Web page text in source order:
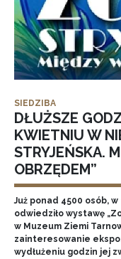
SIEDZIBA
DŁUŻSZE
KWIETNIU W
STRYJEŃSKA.
OBRZĘDEM”
Już ponad 4500 osób,
odwiedziło wystawę
w Muzeum Ziemi
zainteresowanie
wydłużeniu godzin jej